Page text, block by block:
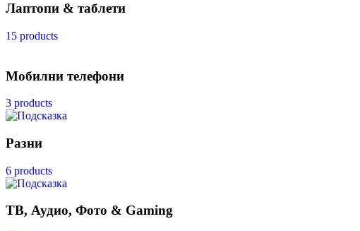
Лаптопи & таблети
15 products
Мобилни телефони
3 products
Разни
6 products
ТВ, Аудио, Фото & Gaming